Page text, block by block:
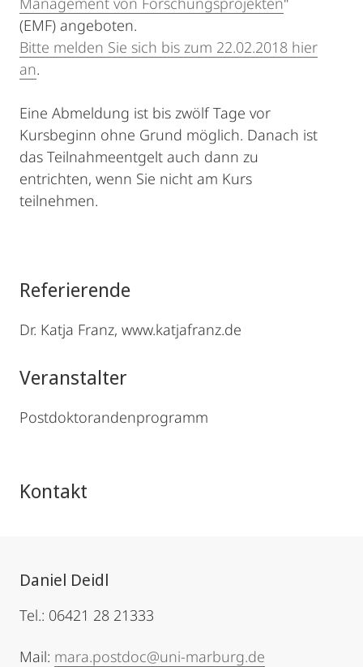
(EMF) angeboten.
Bitte melden Sie sich bis zum 22.02.2018 hier
an.
Eine Abmeldung ist bis zwölf Tage vor
Kursbeginn ohne Grund möglich. Danach ist
das Teilnahmeentgelt auch dann zu
entrichten, wenn Sie nicht am Kurs
teilnehmen.
Referierende
Dr. Katja Franz, www.katjafranz.de
Veranstalter
Postdoktorandenprogramm
Kontakt
Daniel Deidl
Tel.: 06421 28 21333
Mail: mara.postdoc@uni-marburg.de